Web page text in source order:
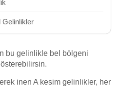
Gelinlikler
bu gelinlikle bel bölgeni
inen A kesim gelinlikler, her